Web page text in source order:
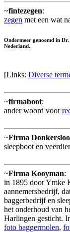
~fintezegen:
zegen met een wat
Ondermeer genoemd in
Nederland.
[Links: Diverse
~firmaboot:
ander woord voor
~Firma
sleepboot en
~Firma Kooyman:
in 1895 door Ymke
aannemersbedrijf,
baggerbedrijf en
het onderhoud van
Harlingen gesticht.
foto baggermolen,